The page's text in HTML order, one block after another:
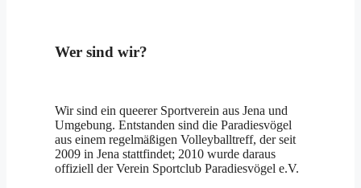
Wer sind wir?
Wir sind ein queerer Sportverein aus Jena und
Umgebung. Entstanden sind die Paradiesvögel
aus einem regelmäßigen Volleyballtreff, der seit
2009 in Jena stattfindet; 2010 wurde daraus
offiziell der Verein Sportclub Paradiesvögel e.V.